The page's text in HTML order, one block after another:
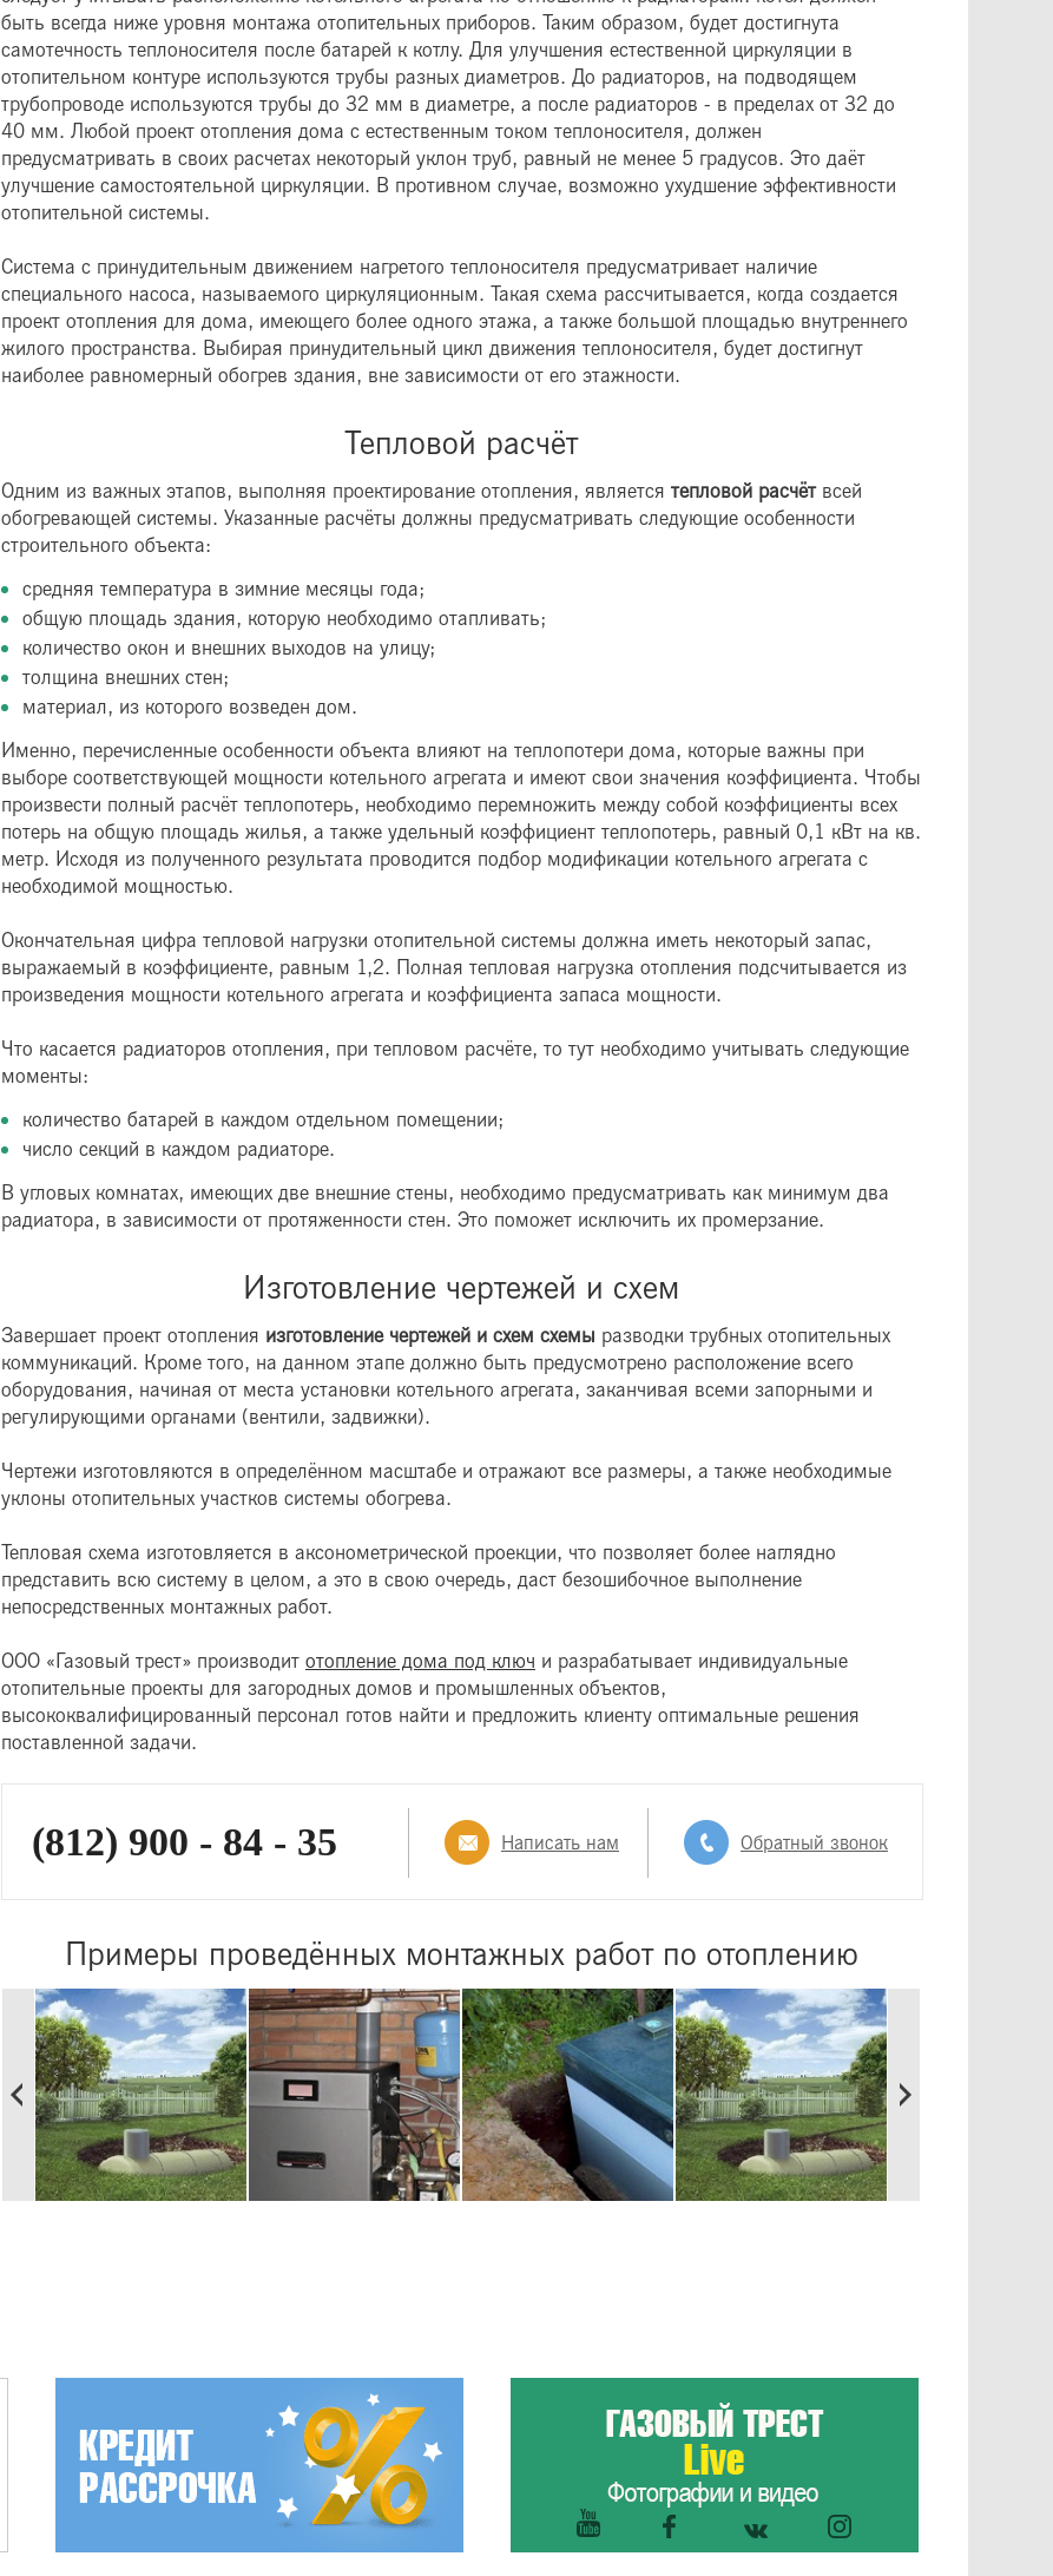
быть всегда ниже уровня монтажа отопительных приборов. Таким образом, будет достигнута
самотечность теплоносителя после батарей к котлу. Для улучшения естественной циркуляции в
отопительном контуре используются трубы разных диаметров. До радиаторов, на подводящем
трубопроводе используются трубы до 32 мм в диаметре, а после радиаторов - в пределах от 32 до
40 мм. Любой проект отопления дома с естественным током теплоносителя, должен
предусматривать в своих расчетах некоторый уклон труб, равный не менее 5 градусов. Это даёт
улучшение самостоятельной циркуляции. В противном случае, возможно ухудшение эффективности
отопительной системы.
Система с принудительным движением нагретого теплоносителя предусматривает наличие
специального насоса, называемого циркуляционным. Такая схема рассчитывается, когда создается
проект отопления для дома, имеющего более одного этажа, а также большой площадью внутреннего
жилого пространства. Выбирая принудительный цикл движения теплоносителя, будет достигнут
наиболее равномерный обогрев здания, вне зависимости от его этажности.
Тепловой расчёт
Одним из важных этапов, выполняя проектирование отопления, является тепловой расчётвсей
обогревающей системы. Указанные расчёты должны предусматривать следующие особенности
строительного объекта:
средняя температура в зимние месяцы года;
общую площадь здания, которую необходимо отапливать;
количество окон и внешних выходов на улицу;
толщина внешних стен;
материал, из которого возведен дом.
Именно, перечисленные особенности объекта влияют на теплопотери дома, которые важны при
выборе соответствующей мощности котельного агрегата и имеют свои значения коэффициента. Чтобы
произвести полный расчёт теплопотерь, необходимо перемножить между собой коэффициенты всех
потерь на общую площадь жилья, а также удельный коэффициент теплопотерь, равный 0,1 кВт на кв.
метр. Исходя из полученного результата проводится подбор модификации котельного агрегата с
необходимой мощностью.
Окончательная цифра тепловой нагрузки отопительной системы должна иметь некоторый запас,
выражаемый в коэффициенте, равным 1,2. Полная тепловая нагрузка отопления подсчитывается из
произведения мощности котельного агрегата и коэффициента запаса мощности.
Что касается радиаторов отопления, при тепловом расчёте, то тут необходимо учитывать следующие
моменты:
количество батарей в каждом отдельном помещении;
число секций в каждом радиаторе.
В угловых комнатах, имеющих две внешние стены, необходимо предусматривать как минимум два
радиатора, в зависимости от протяженности стен. Это поможет исключить их промерзание.
Изготовление чертежей и схем
Завершает проект отопления изготовление чертежей и схем схемы разводки трубных отопительных
коммуникаций. Кроме того, на данном этапе должно быть предусмотрено расположение всего
оборудования, начиная от места установки котельного агрегата, заканчивая всеми запорными и
регулирующими органами (вентили, задвижки).
Чертежи изготовляются в определённом масштабе и отражают все размеры, а также необходимые
уклоны отопительных участков системы обогрева.
Тепловая схема изготовляется в аксонометрической проекции, что позволяет более наглядно
представить всю систему в целом, а это в свою очередь, даст безошибочное выполнение
непосредственных монтажных работ.
ООО «Газовый трест» производит отопление дома под ключ и разрабатывает индивидуальные
отопительные проекты для загородных домов и промышленных объектов,
высококвалифицированный персонал готов найти и предложить клиенту оптимальные решения
поставленной задачи.
(812) 900 - 84 - 35 Написать нам Обратный звонок
Примеры проведённых монтажных работ по отоплению